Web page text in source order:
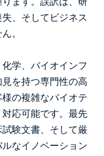
、そしてビジネス
。
学、バイオインフ
を持つ専門性の高
の複雑なバイオテ
応可能です。最先
験文書、そして厳
なイノベーション